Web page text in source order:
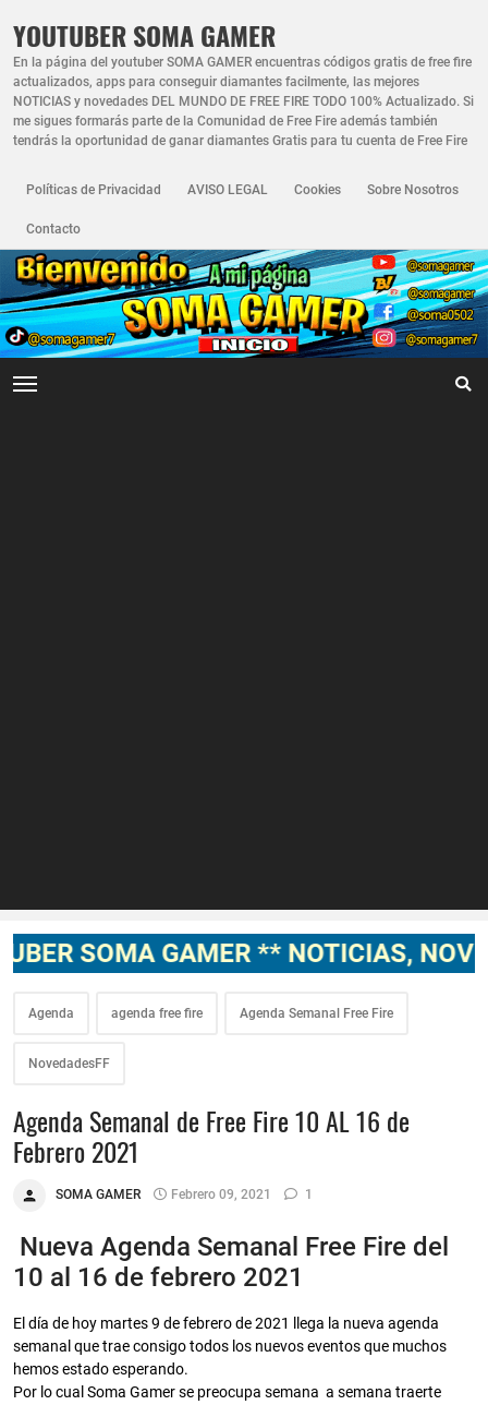
YOUTUBER SOMA GAMER
En la página del youtuber SOMA GAMER encuentras códigos gratis de free fire
actualizados, apps para conseguir diamantes facilmente, las mejores
NOTICIAS y novedades DEL MUNDO DE FREE FIRE TODO 100% Actualizado. Si
me sigues formarás parte de la Comunidad de Free Fire además también
tendrás la oportunidad de ganar diamantes Gratis para tu cuenta de Free Fire
Políticas de Privacidad AVISO LEGAL Cookies Sobre Nosotros
Contacto
GAMER ** NOTICIAS,
Agenda agenda free fire Agenda Semanal Free Fire
NovedadesFF
Agenda Semanal de Free Fire 10 AL 16 de
Febrero 2021
SOMA GAMER Febrero 09, 2021 1
Nueva Agenda Semanal Free Fire del
10 al 16 de febrero 2021
El día de hoy martes 9 de febrero de 2021 llega la nueva agenda
semanal que trae consigo todos los nuevos eventos que muchos
hemos estado esperando.
Por lo cual Soma Gamer se preocupa semana a semana traerte